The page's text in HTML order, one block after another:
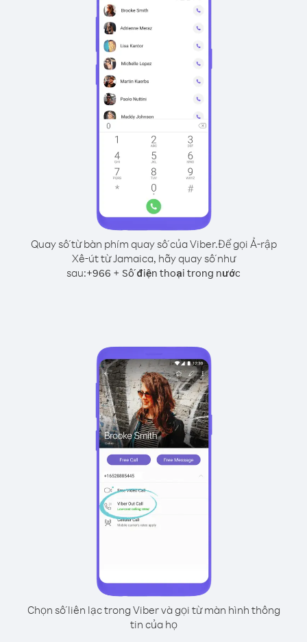
Quay số từ bàn phím quay số của Viber.Để gọi Ả-rập
Xê-út từ Jamaica, hãy quay số như
sau:+966 + Số điện thoại trong nước
Chọn số liên lạc trong Viber và gọi từ màn hình thông
tin của họ